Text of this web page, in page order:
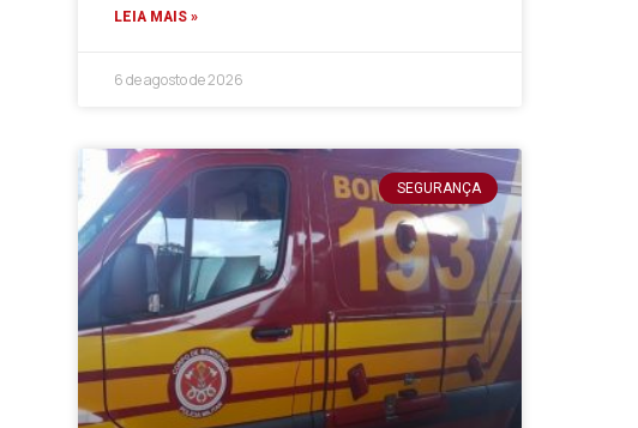
LEIA MAIS »
6 de agosto de 2026
SEGURANÇA